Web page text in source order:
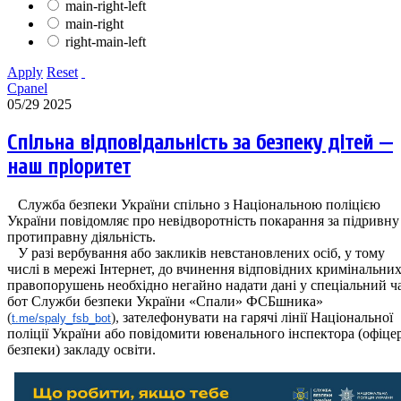
main-right-left
main-right
right-main-left
Apply Reset
Cpanel
05/29 2025
Спільна відповідальність за безпеку дітей —
наш пріоритет
Служба безпеки України спільно з Національною поліцією
України повідомляє про невідворотність покарання за підривну
протиправну діяльність.
У разі вербування або закликів невстановлених осіб, у тому
числі в мережі Інтернет, до вчинення відповідних кримінальних
правопорушень необхідно негайно надати дані у спеціальний
бот Служби безпеки України «Спали» ФСБшника»
(t.me/spaly_fsb_bot), зателефонувати на гарячі лінії Національної
поліції України або повідомити ювенального інспектора
безпеки) закладу освіти.